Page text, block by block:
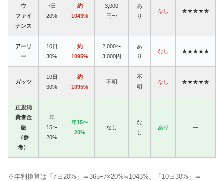
ウ
ファイ
ナンス
7日
20%
約
1043%
3,000
円〜
あ
り
なし ★★★★★
アーリ
ー
10日
30%
約
1095%
2,000〜
3,000円
あ
り
なし ★★★★★
ガッツ
10日
30%
約
1095%
不明
不
明
なし ★★★★★
正規消
費者金
融
（参
考）
年
15〜
20%
年15〜
20%
なし
な
し
あり —
※年利換算は「7日20%」＝365÷7×20%≒1043%、「10日30%」＝